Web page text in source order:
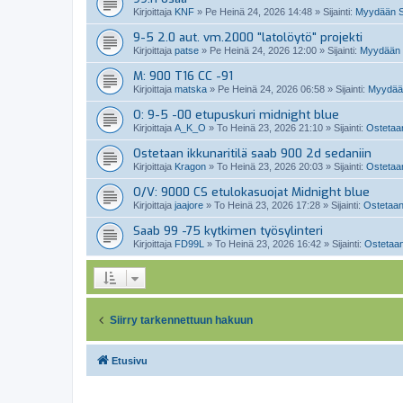
Kirjoittaja KNF » Pe Heinä 24, 2026 14:48 » Sijainti: Myydään
9-5 2.0 aut. vm.2000 "latolöytö" projekti
Kirjoittaja patse » Pe Heinä 24, 2026 12:00 » Sijainti: Myydään
M: 900 T16 CC -91
Kirjoittaja matska » Pe Heinä 24, 2026 06:58 » Sijainti:
O: 9-5 -00 etupuskuri midnight blue
Kirjoittaja A_K_O » To Heinä 23, 2026 21:10 » Sijainti:
Ostetaan ikkunaritilä saab 900 2d sedaniin
Kirjoittaja Kragon » To Heinä 23, 2026 20:03 » Sijainti:
O/V: 9000 CS etulokasuojat Midnight blue
Kirjoittaja jaajore » To Heinä 23, 2026 17:28 » Sijainti:
Saab 99 -75 kytkimen työsylinteri
Kirjoittaja FD99L » To Heinä 23, 2026 16:42 » Sijainti:
Siirry tarkennettuun hakuun
Etusivu